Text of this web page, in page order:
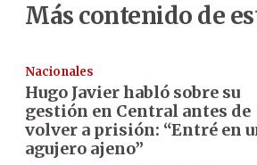
Más contenido de
Nacionales
Hugo Javier habló sobre su
gestión en Central antes de
volver a prisión: “Entré en
agujero ajeno”